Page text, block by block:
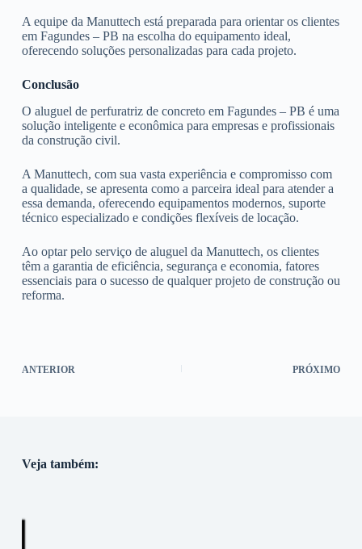
A equipe da Manuttech está preparada para orientar os clientes
em Fagundes – PB na escolha do equipamento ideal,
oferecendo soluções personalizadas para cada projeto.
Conclusão
O aluguel de perfuratriz de concreto em Fagundes – PB é uma
solução inteligente e econômica para empresas e profissionais
da construção civil.
A Manuttech, com sua vasta experiência e compromisso com
a qualidade, se apresenta como a parceira ideal para atender a
essa demanda, oferecendo equipamentos modernos, suporte
técnico especializado e condições flexíveis de locação.
Ao optar pelo serviço de aluguel da Manuttech, os clientes
têm a garantia de eficiência, segurança e economia, fatores
essenciais para o sucesso de qualquer projeto de construção ou
reforma.
ANTERIOR PRÓXIMO
Veja também: